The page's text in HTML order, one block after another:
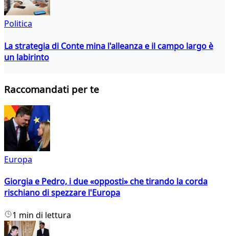
Politica
La strategia di Conte mina l'alleanza e il campo largo è
un labirinto
Raccomandati per te
Europa
Giorgia e Pedro, i due «opposti» che tirando la corda
rischiano di spezzare l'Europa
1 min di lettura